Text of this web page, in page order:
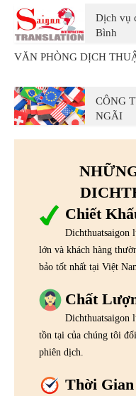
Dịch vụ
Bình
VĂN PHÒNG DỊCH
CÔNG
NGÃI
Chiết
Dichthuatsaigon
lớn và khách hàng
bảo tốt nhất tại Việt
Chất
Dichthuatsaigon
tồn tại của chúng tôi
phiên dịch.
Thời